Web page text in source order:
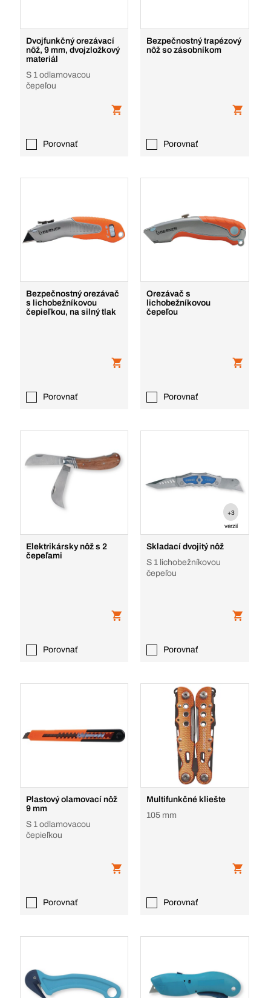
Dvojfunkčný orezávací
nôž, 9 mm, dvojzložkový
materiál
S 1 odlamovacou
čepeľou
Porovnať
Bezpečnostný trapézový
nôž so zásobníkom
Porovnať
Bezpečnostný orezávač
s lichobežníkovou
čepieľkou, na silný tlak
Porovnať
Orezávač s
lichobežníkovou
čepeľou
Porovnať
Elektrikársky nôž s 2
čepeľami
Porovnať
+3
verzií
Skladací dvojitý nôž
S 1 lichobežníkovou
čepeľou
Porovnať
Plastový olamovací nôž
9 mm
S 1 odlamovacou
čepieľkou
Porovnať
Multifunkčné kliešte
105 mm
Porovnať